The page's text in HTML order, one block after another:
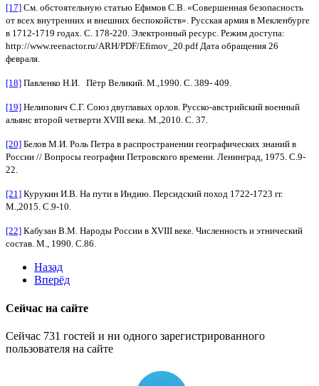
[17] См. обстоятельную статью Ефимов С.В. «Совершенная безопасность
от всех внутренних и внешних беспокойств». Русская армия в Мекленбурге
в 1712-1719 годах. С. 178-220. Электронный ресурс. Режим доступа:
http://www.reenactor.ru/ARH/PDF/Efimov_20.pdf Дата обращения 26
февраля.
[18] Павленко Н.И. Пётр Великий. М.,1990. С. 389- 409.
[19] Нелипович С.Г. Союз двуглавых орлов. Русско-австрийский военный
альянс второй четверти ХVIII века. М.,2010. С. 37.
[20] Белов М.И. Роль Петра в распространении географических знаний в
России // Вопросы географии Петровского времени. Ленинград, 1975. С.9-
22.
[21] Курукин И.В. На пути в Индию. Персидский поход 1722-1723 гг.
М.,2015. С.9-10.
[22] Кабузан В.М. Народы России в XVIII веке. Численность и этнический
состав. М., 1990. С.86.
Назад
Вперёд
Сейчас на сайте
Сейчас 731 гостей и ни одного зарегистрированного
пользователя на сайте